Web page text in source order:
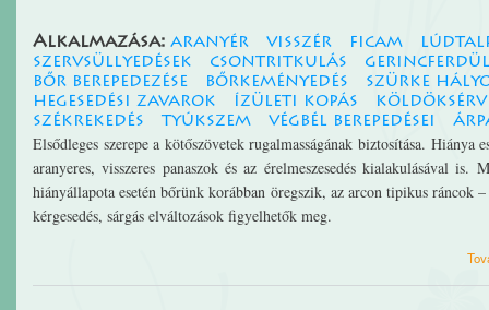
Alkalmazása: aranyér visszér ficam
szervsüllyedések
csontritkulás
bőr berepedezése
bőrkeményedés
szürke
hegesedési zavarok
ízületi kopás
köldöksérv
székrekedés
tyúkszem végbél berepedései
Elsődleges szerepe a kötőszövetek rugalmasságának biztosítása.
aranyeres, visszeres panaszok és az érelmeszesedés kialakulásával
hiányállapota esetén bőrünk korábban öregszik, az arcon tipikus ráncok
kérgesedés, sárgás elváltozások figyelhetők meg.